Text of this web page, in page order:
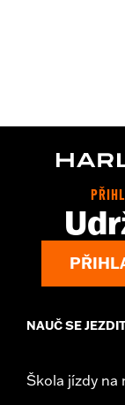
NAUČ SE
Škola jízdy na